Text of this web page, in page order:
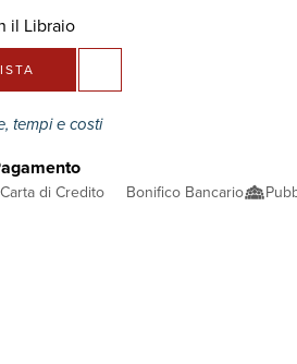
il Libraio
tempi e costi
Carta di Credito Bonifico Bancario